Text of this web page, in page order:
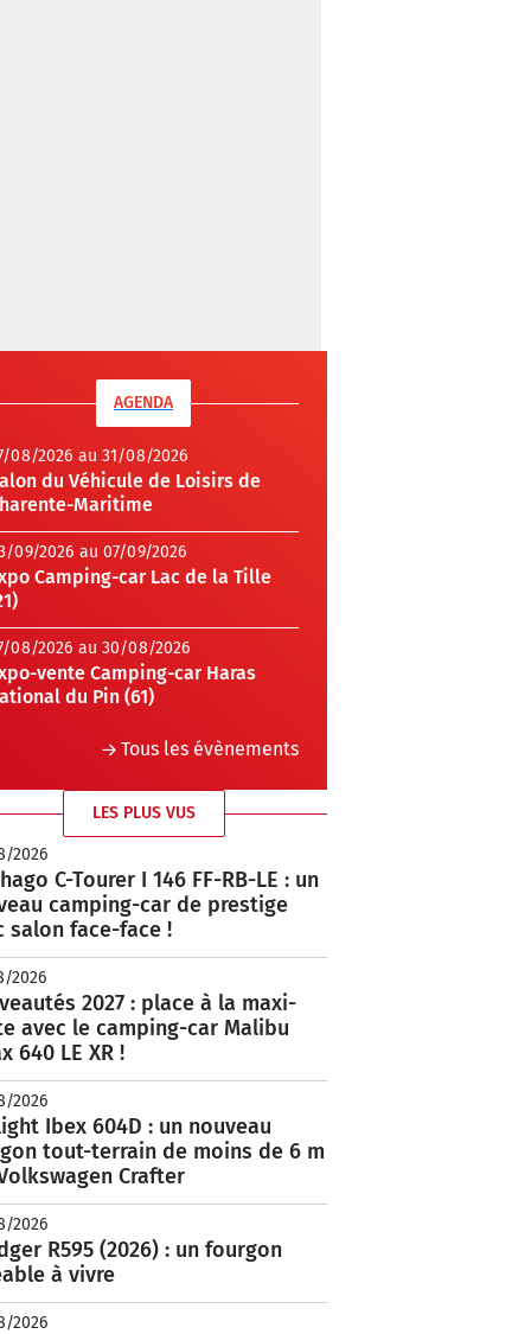
AGENDA
08/2026 au 31/08/2026
du Véhicule de Loisirs de
Maritime
09/2026 au 07/09/2026
Camping-car Lac de la Tille
08/2026 au 30/08/2026
vente Camping-car Haras
du Pin (61)
Tous les évènements
LES PLUS VUS
2026
C-Tourer I 146 FF-RB-LE : un
camping-car de prestige
salon face-face !
2026
2027 : place à la maxi-
avec le camping-car Malibu
640 LE XR !
2026
Ibex 604D : un nouveau
tout-terrain de moins de 6 m
Crafter
2026
R595 (2026) : un fourgon
à vivre
2026